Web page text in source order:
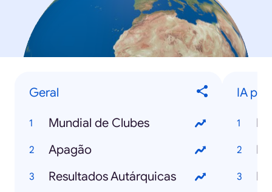
Geral
Mundial de Clubes
Apagão
Resultados Autárquicas
IA
IA